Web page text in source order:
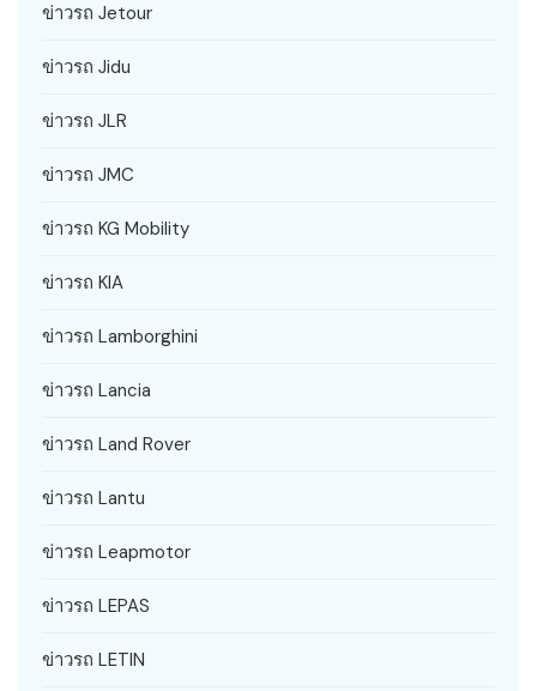
ข่าวรถ Jetour
ข่าวรถ Jidu
ข่าวรถ JLR
ข่าวรถ JMC
ข่าวรถ KG Mobility
ข่าวรถ KIA
ข่าวรถ Lamborghini
ข่าวรถ Lancia
ข่าวรถ Land Rover
ข่าวรถ Lantu
ข่าวรถ Leapmotor
ข่าวรถ LEPAS
ข่าวรถ LETIN